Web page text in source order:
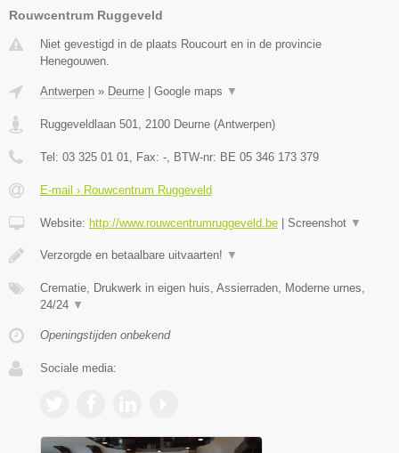
Rouwcentrum Ruggeveld
Niet gevestigd in de plaats Roucourt en in de provincie
Henegouwen.
Antwerpen » Deurne Google maps ▼
Ruggeveldlaan 501, 2100 Deurne (Antwerpen)
Tel: 03 325 01 01, Fax: -, BTW-nr: BE 05 346 173 379
E-mail › Rouwcentrum Ruggeveld
Website: http://www.rouwcentrumruggeveld.be Screenshot ▼
Verzorgde en betaalbare uitvaarten! ▼
Crematie, Drukwerk in eigen huis, Assierraden, Moderne urnes,
24/24 ▼
Openingstijden onbekend
Sociale media: